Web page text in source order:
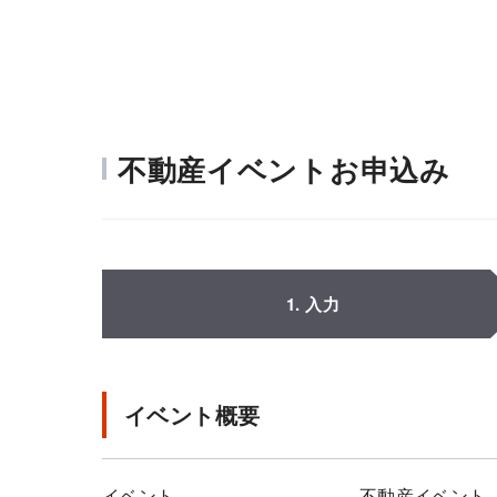
不動産イベントお申込み
1. 入力
イベント概要